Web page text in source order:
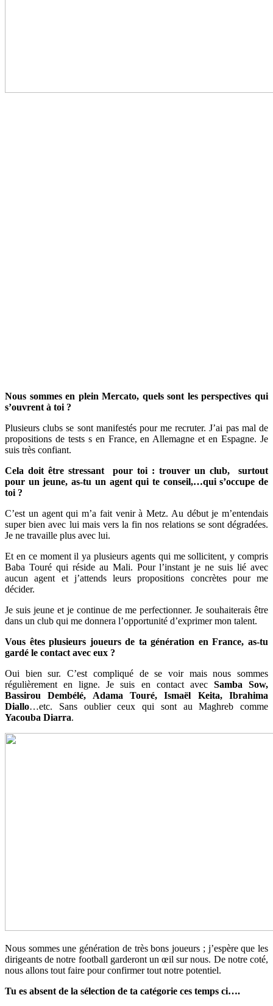
Nous sommes en plein Mercato, quels sont les perspectives qui
s’ouvrent à toi ?
Plusieurs clubs se sont manifestés pour me recruter. J’ai pas mal de
propositions de tests s en France, en Allemagne et en Espagne. Je
suis très confiant.
Cela doit être stressant pour toi : trouver un club, surtout
pour un jeune, as-tu un agent qui te conseil,…qui s’occupe de
toi ?
C’est un agent qui m’a fait venir à Metz. Au début je m’entendais
super bien avec lui mais vers la fin nos relations se sont dégradées.
Je ne travaille plus avec lui.
Et en ce moment il ya plusieurs agents qui me sollicitent, y compris
Baba Touré qui réside au Mali. Pour l’instant je ne suis lié avec
aucun agent et j’attends leurs propositions concrètes pour me
décider.
Je suis jeune et je continue de me perfectionner. Je souhaiterais être
dans un club qui me donnera l’opportunité d’exprimer mon talent.
Vous êtes plusieurs joueurs de ta génération en France, as-tu
gardé le contact avec eux ?
Oui bien sur. C’est compliqué de se voir mais nous sommes
régulièrement en ligne. Je suis en contact avec Samba Sow,
Bassirou Dembélé, Adama Touré, Ismaël Keita, Ibrahima
Diallo…etc. Sans oublier ceux qui sont au Maghreb comme
Yacouba Diarra.
Nous sommes une génération de très bons joueurs ; j’espère que les
dirigeants de notre football garderont un œil sur nous. De notre coté,
nous allons tout faire pour confirmer tout notre potentiel.
Tu es absent de la sélection de ta catégorie ces temps ci….